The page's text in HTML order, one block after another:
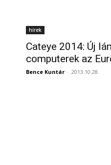
hírek
Cateye 2014: Új
computerek az
Bence Kuntár - 2013.10.28.